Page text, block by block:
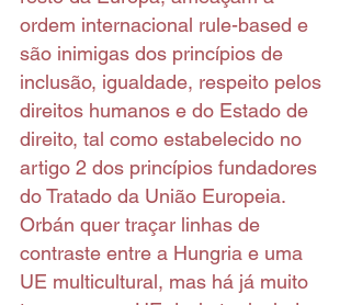
ordem internacional rule-based e
são inimigas dos princípios de
inclusão, igualdade, respeito pelos
direitos humanos e do Estado de
direito, tal como estabelecido no
artigo 2 dos princípios fundadores
do Tratado da União Europeia.
Orbán quer traçar linhas de
contraste entre a Hungria e uma
UE multicultural, mas há já muito